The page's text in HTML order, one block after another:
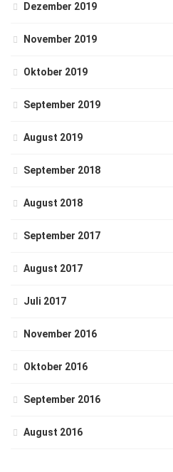
Dezember 2019
November 2019
Oktober 2019
September 2019
August 2019
September 2018
August 2018
September 2017
August 2017
Juli 2017
November 2016
Oktober 2016
September 2016
August 2016